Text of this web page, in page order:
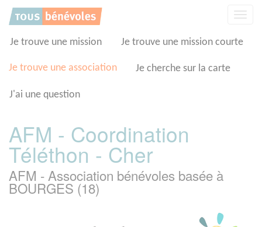
Je trouve une mission Je trouve une mission courte
Je trouve une association Je cherche sur la carte
J'ai une question
AFM - Coordination
Téléthon - Cher
AFM - Association bénévoles basée à
BOURGES (18)
Panneau de gestion des cookies